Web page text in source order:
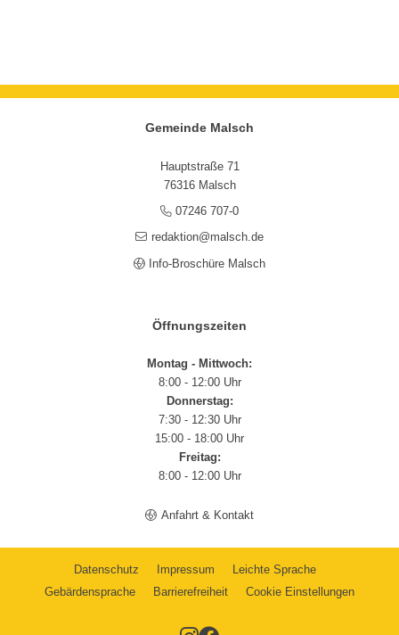
Gemeinde Malsch
Hauptstraße 71
76316 Malsch
07246 707-0
redaktion@malsch.de
Info-Broschüre Malsch
Öffnungszeiten
Montag - Mittwoch:
8:00 - 12:00 Uhr
Donnerstag:
7:30 - 12:30 Uhr
15:00 - 18:00 Uhr
Freitag:
8:00 - 12:00 Uhr
Anfahrt & Kontakt
Datenschutz Impressum
Leichte Sprache
Gebärdensprache
Barrierefreiheit Cookie Einstellungen